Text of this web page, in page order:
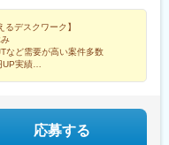
呉服町駅(福岡県)、天王寺駅
武蔵溝ノ口駅、下落合駅、末
駅、北１２条駅、松風町駅、
関屋駅、新宿三丁目駅、麻
場町駅、京橋駅(東京都)、東
名鉄名古屋駅、河内永和
神国道駅、西新町駅、高速神
駅、猿猴橋町駅、桜島桟橋通
駅、可部駅、横川駅(広島
、金川駅、東野駅(京都
衣山駅、山麓駅(皿倉山)、
下駅、広域公園前駅、横川
町駅、津守駅、中野東駅、
駅、桃山駅、野田阪神駅、
駅、西小倉駅、二島駅、今
るデスクワーク】
など需要が高い案件多数
UP実績
応募する